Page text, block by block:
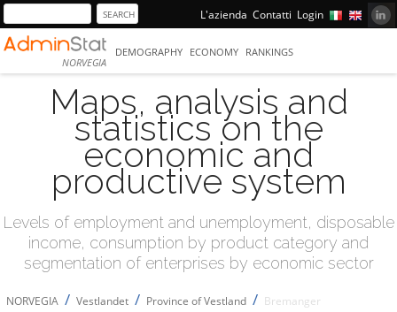
L'azienda Contatti Login
NORVEGIA
DEMOGRAPHY ECONOMY RANKINGS
Maps, analysis and
statistics on the
economic and
productive system
Levels of employment and unemployment, disposable
income, consumption by product category and
segmentation of enterprises by economic sector
NORVEGIA / Vestlandet / Province of Vestland / Bremanger